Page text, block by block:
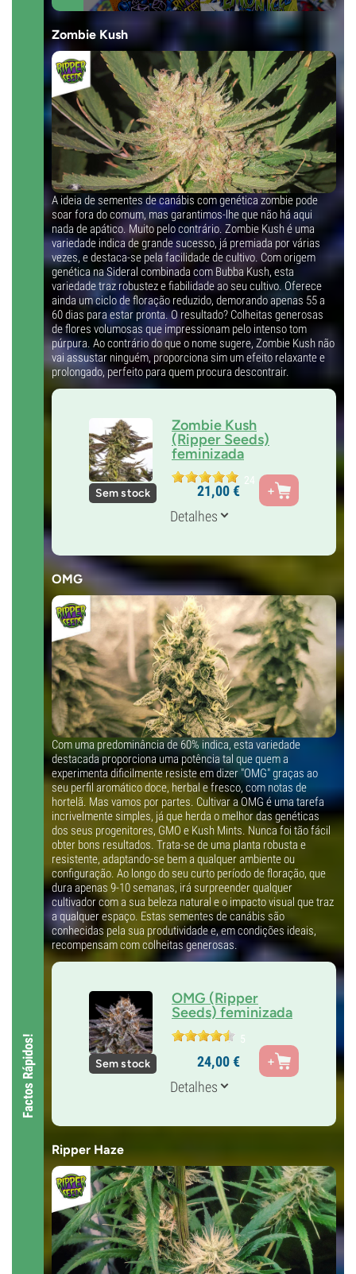
Factos Rápidos!
Zombie Kush
A ideia de sementes de canábis com genética zombie pode
soar fora do comum, mas garantimos-lhe que não há aqui
nada de apático. Muito pelo contrário. Zombie Kush é uma
variedade indica de grande sucesso, já premiada por várias
vezes, e destaca-se pela facilidade de cultivo. Com origem
genética na Sideral combinada com Bubba Kush, esta
variedade traz robustez e fiabilidade ao seu cultivo. Oferece
ainda um ciclo de floração reduzido, demorando apenas 55 a
60 dias para estar pronta. O resultado? Colheitas generosas
de flores volumosas que impressionam pelo intenso tom
púrpura. Ao contrário do que o nome sugere, Zombie Kush não
vai assustar ninguém, proporciona sim um efeito relaxante e
prolongado, perfeito para quem procura descontrair.
Zombie Kush
(Ripper Seeds)
feminizada
24
Pais
Sideral vs Bubba Kush
Predominância índica
9-10 semanas
THC
Elevado
CBD
Baixo
Tipo de floração
Período de luz
Sem stock 21,00€
Detalhes
OMG
Com uma predominância de 60% indica, esta variedade
destacada proporciona uma potência tal que quem a
experimenta dificilmente resiste em dizer "OMG" graças ao
seu perfil aromático doce, herbal e fresco, com notas de
hortelã. Mas vamos por partes. Cultivar a OMG é uma tarefa
incrivelmente simples, já que herda o melhor das genéticas
dos seus progenitores, GMO e Kush Mints. Nunca foi tão fácil
obter bons resultados. Trata-se de uma planta robusta e
resistente, adaptando-se bem a qualquer ambiente ou
configuração. Ao longo do seu curto período de floração, que
dura apenas 9-10 semanas, irá surpreender qualquer
cultivador com a sua beleza natural e o impacto visual que traz
a qualquer espaço. Estas sementes de canábis são
conhecidas pela sua produtividade e, em condições ideais,
recompensam com colheitas generosas.
OMG (Ripper
Seeds) feminizada
5
Pais
GMO vs Kush Mints
Predominância índica
10-11 semanas
THC
CBD
Baixo
Tipo de floração
Período de luz
Sem stock 24,00€
Detalhes
Ripper Haze